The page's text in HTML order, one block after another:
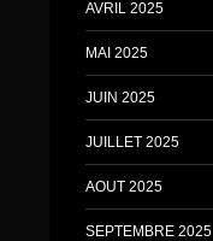
AVRIL 2025
MAI 2025
JUIN 2025
JUILLET 2025
AOUT 2025
SEPTEMBRE 2025